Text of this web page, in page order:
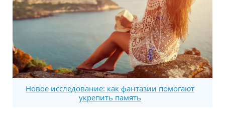
Новое исследование: как фантазии помогают
укрепить память